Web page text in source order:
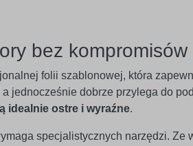
bez kompromisów
folii szablonowej, która
jednocześnie dobrze przylega do
idealnie ostre i wyraźne.
specjalistycznych narzędzi. Ze